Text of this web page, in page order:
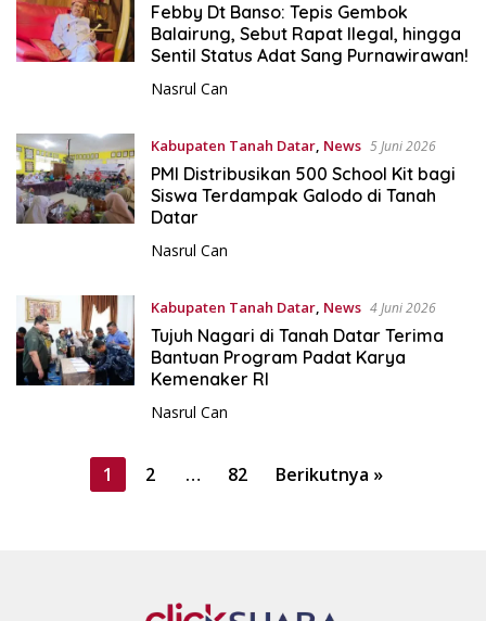
Febby Dt Banso: Tepis Gembok
Balairung, Sebut Rapat Ilegal, hingga
Sentil Status Adat Sang Purnawirawan!
Nasrul Can
Kabupaten Tanah Datar, News 5 Juni 2026
PMI Distribusikan 500 School Kit bagi
Siswa Terdampak Galodo di Tanah
Datar
Nasrul Can
Kabupaten Tanah Datar, News 4 Juni 2026
Tujuh Nagari di Tanah Datar Terima
Bantuan Program Padat Karya
Kemenaker RI
Nasrul Can
1 2 … 82 Berikutnya »